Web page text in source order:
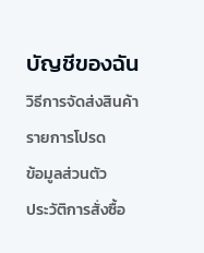
บัญชีของฉัน
วิธีการจัดส่งสินค้า
รายการโปรด
ข้อมูลส่วนตัว
ประวัติการสั่งซื้อ